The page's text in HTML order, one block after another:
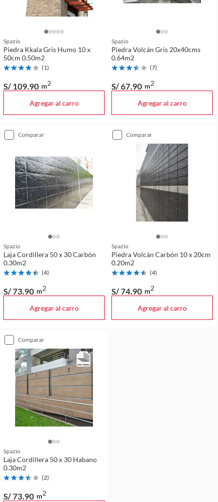
Spazio
Piedra Kkala Gris Humo 10 x
50cm 0.50m2
(1)
S/ 109.90 m2
Agregar al carro
Spazio
Piedra Volcán Gris 20x40cms
0.64m2
(7)
S/ 67.90 m2
Agregar al carro
comparar
Spazio
Laja Cordillera 50 x 30 Carbón
0.30m2
(4)
S/ 73.90 m2
Agregar al carro
comparar
Spazio
Piedra Volcán Carbón 10 x 20cm
0.20m2
(4)
S/ 74.90 m2
Agregar al carro
comparar
Spazio
Laja Cordillera 50 x 30 Habano
0.30m2
(2)
S/ 73.90 m2